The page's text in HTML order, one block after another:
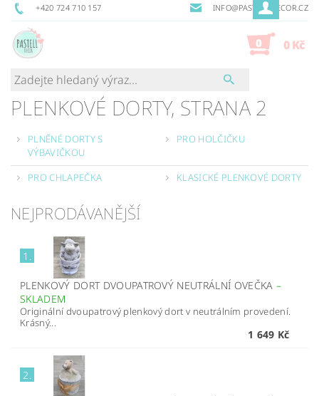
+420 724 710 157 INFO@PASTELLDECOR.CZ
0 0 Kč
PLENKOVÉ DORTY, STRANA 2
PLNĚNÉ DORTY S
VÝBAVIČKOU
PRO HOLČIČKU
PRO CHLAPEČKA KLASICKÉ PLENKOVÉ DORTY
NEJPRODÁVANĚJŠÍ
1.
PLENKOVÝ DORT DVOUPATROVÝ NEUTRÁLNÍ OVEČKA –
SKLADEM
Originální dvoupatrový plenkový dort v neutrálním provedení.
Krásný...
1 649 Kč
2.